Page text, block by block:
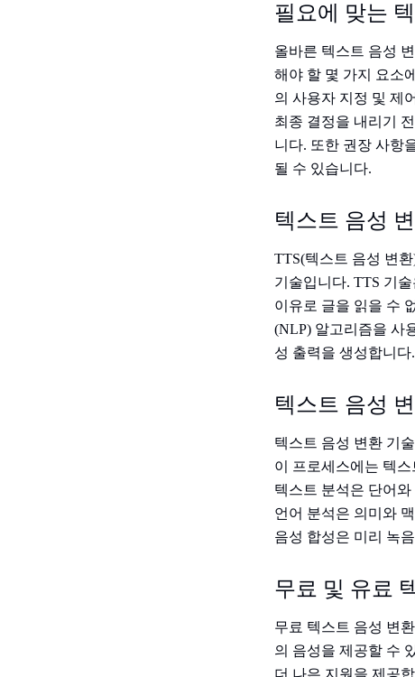
필요에 맞는
올바른 텍스트 음성
해야 할 몇 가지 요소
의 사용자 지정 및 제
최종 결정을 내리기
니다. 또한 권장 사항
될 수 있습니다.
텍스트 음성
TTS(텍스트 음성 변
기술입니다. TTS 기
이유로 글을 읽을 수
(NLP) 알고리즘을 사
성 출력을 생성합니다.
텍스트 음성
텍스트 음성 변환 기
이 프로세스에는 텍
텍스트 분석은 단어
언어 분석은 의미와
음성 합성은 미리 녹
무료 및 유료
무료 텍스트 음성 변
의 음성을 제공할 수
더 나은 지원을 제공